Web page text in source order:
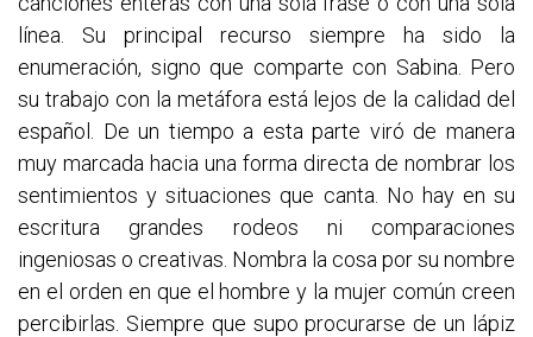
línea. Su principal recurso siempre ha sido la
enumeración, signo que comparte con Sabina. Pero
su trabajo con la metáfora está lejos de la calidad del
español. De un tiempo a esta parte viró de manera
muy marcada hacia una forma directa de nombrar los
sentimientos y situaciones que canta. No hay en su
escritura grandes rodeos ni comparaciones
ingeniosas o creativas. Nombra la cosa por su nombre
en el orden en que el hombre y la mujer común creen
percibirlas. Siempre que supo procurarse de un lápiz